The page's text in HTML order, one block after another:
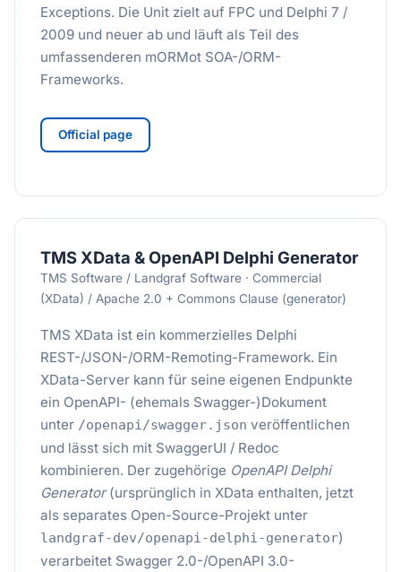
Exceptions. Die Unit zielt auf FPC und Delphi 7 /
2009 und neuer ab und läuft als Teil des
umfassenderen mORMot SOA-/ORM-
Frameworks.
Official page
TMS XData & OpenAPI Delphi Generator
TMS Software / Landgraf Software · Commercial
(XData) / Apache 2.0 + Commons Clause (generator)
TMS XData ist ein kommerzielles Delphi
REST-/JSON-/ORM-Remoting-Framework. Ein
XData-Server kann für seine eigenen Endpunkte
ein OpenAPI- (ehemals Swagger-)Dokument
unter /openapi/swagger.json veröffentlichen
und lässt sich mit SwaggerUI / Redoc
kombinieren. Der zugehörige OpenAPI Delphi
Generator(ursprünglich in XData enthalten, jetzt
als separates Open-Source-Projekt unter
landgraf-dev/openapi-delphi-generator)
verarbeitet Swagger 2.0-/OpenAPI 3.0-